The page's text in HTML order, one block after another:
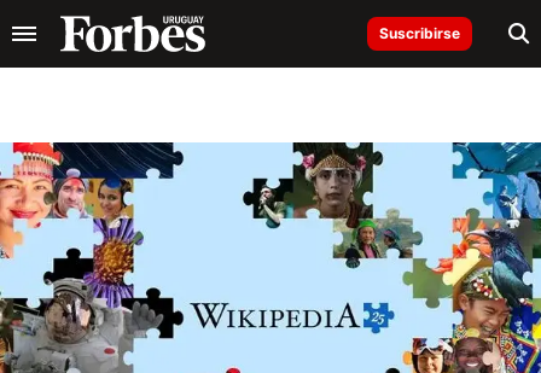
Suscribirse